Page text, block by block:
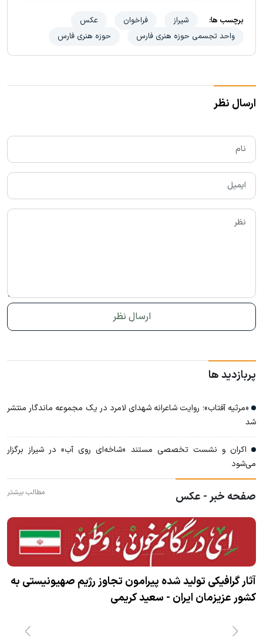
برچسب ها: شیراز فراخوان
عکس
واحد تجسمی حوزه هنری فارس
حوزه هنری فارس
ارسال نظر
پربازدید ها
«مرثیه آفتاب»؛ روایت شاعرانه شهدای لامرد در یک مجموعه ماندگار منتشر
شد
اکران و نشست تخصصی مستند «شاخه‌ای روی آب» در شیراز برگزار
می‌شود
صفحه خبر - عکس مطالب بیشتر
آثار گرافیکی تولید شده پیرامون تجاوز رژیم صهیونیستی به
کشور عزیزمان ایران - سعید کریمی